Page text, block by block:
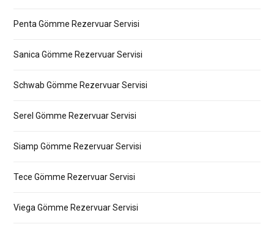
Penta Gömme Rezervuar Servisi
Sanica Gömme Rezervuar Servisi
Schwab Gömme Rezervuar Servisi
Serel Gömme Rezervuar Servisi
Siamp Gömme Rezervuar Servisi
Tece Gömme Rezervuar Servisi
Viega Gömme Rezervuar Servisi